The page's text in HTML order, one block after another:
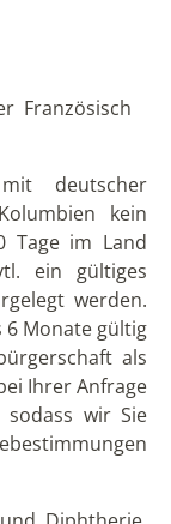
Französisch
deutscher
kein
Tage im Land
ein gültiges
werden.
6 Monate gültig
als
Ihrer Anfrage
wir Sie